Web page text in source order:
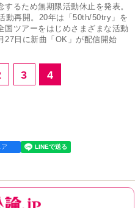
るため無期限活動休止を発表。
動再開。20年は「50th/50try」を
国ツアーをはじめさまざまな活動
27日に新曲「OK」が配信開始
3 4